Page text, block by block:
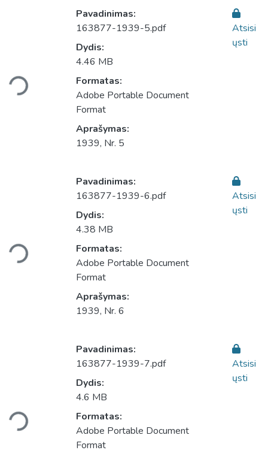
Įkeliama...
Pavadinimas:
163877-1939-5.pdf
Dydis:
4.46 MB
Formatas:
Adobe Portable Document
Format
Aprašymas:
1939, Nr. 5
Atsisi
ųsti
Įkeliama...
Pavadinimas:
163877-1939-6.pdf
Dydis:
4.38 MB
Formatas:
Adobe Portable Document
Format
Aprašymas:
1939, Nr. 6
Atsisi
ųsti
Įkeliama...
Pavadinimas:
163877-1939-7.pdf
Dydis:
4.6 MB
Formatas:
Adobe Portable Document
Format
Atsisi
ųsti